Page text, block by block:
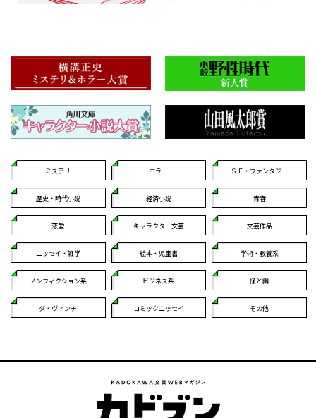
ミステリ ホラー ＳＦ・ファンタジー
歴史・時代小説 経済小説 青春
恋愛 キャラクター文芸 文芸作品
エッセイ・雑学 絵本・児童書 学術・教養系
ノンフィクション系 ビジネス系 怪と幽
ダ・ヴィンチ コミックエッセイ その他